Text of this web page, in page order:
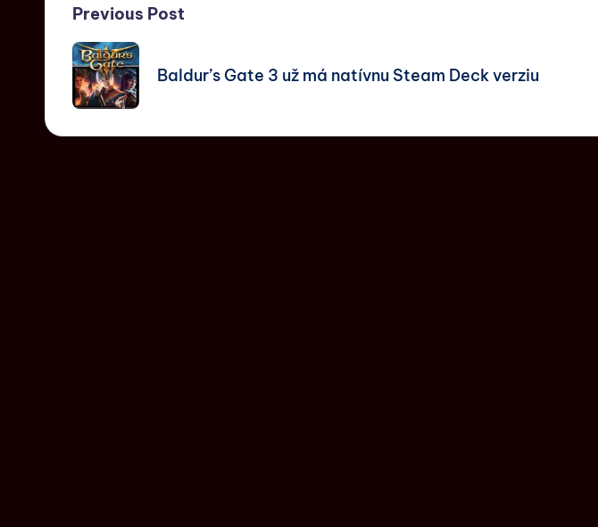
Previous Post
Baldur’s Gate 3 už má natívnu Steam Deck verziu